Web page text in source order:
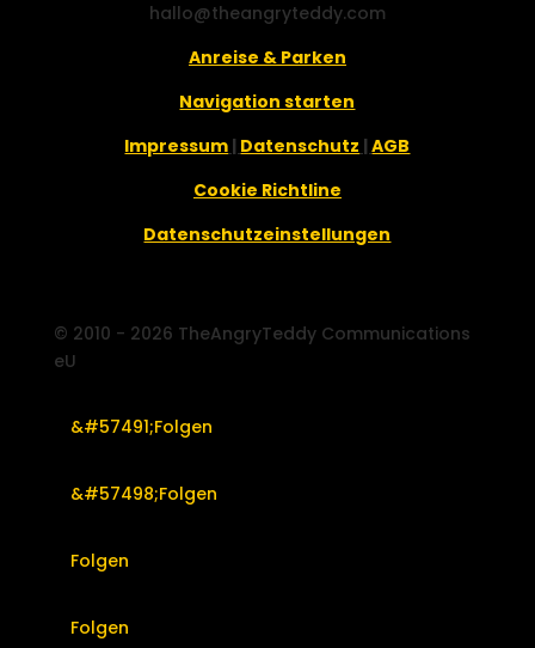
hallo@theangryteddy.com
Anreise & Parken
Navigation starten
Impressum | Datenschutz |AGB
Cookie Richtline
Datenschutzeinstellungen
© 2010 - 2026 TheAngryTeddy Communications
eU
Folgen
Folgen
Folgen
Folgen